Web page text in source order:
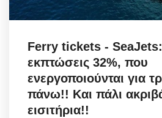
Ferry tickets -
εκπτώσεις 32%, που
ενεργοποιούνται για
πάνω!! Και πάλι
εισιτήρια!!